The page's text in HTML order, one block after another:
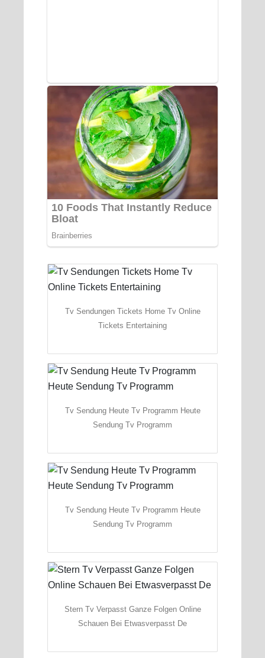
Tv Sendungen Tickets Home Tv Online
Tickets Entertaining
Tv Sendung Heute Tv Programm Heute
Sendung Tv Programm
Tv Sendung Heute Tv Programm Heute
Sendung Tv Programm
Stern Tv Verpasst Ganze Folgen Online
Schauen Bei Etwasverpasst De